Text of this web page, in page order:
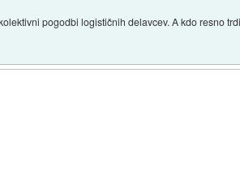
pogodbi logističnih delavcev. A kdo resno